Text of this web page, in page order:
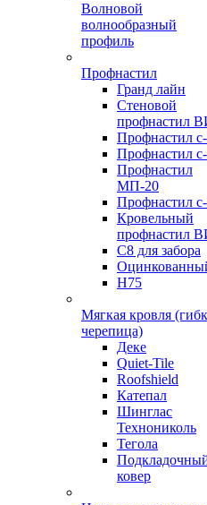
Волновой
волнообразный
профиль
Профнастил
Гранд лайн
Стеновой
профнастил
Профнастил
Профнастил
Профнастил
МП-20
Профнастил с-
Кровельный
профнастил
С8 для забора
Н75
Мягкая кровля
черепица)
Деке
Quiet-Tile
Roofshield
Катепал
Шинглас
Технониколь
Тегола
ковер